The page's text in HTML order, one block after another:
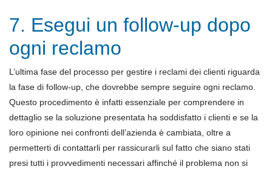
7. Esegui un follow-up dopo
ogni reclamo
L’ultima fase del processo per gestire i reclami dei clienti riguarda
la fase di follow-up, che dovrebbe sempre seguire ogni reclamo.
Questo procedimento è infatti essenziale per comprendere in
dettaglio se la soluzione presentata ha soddisfatto i clienti e se la
loro opinione nei confronti dell’azienda è cambiata, oltre a
permetterti di contattarli per rassicurarli sul fatto che siano stati
presi tutti i provvedimenti necessari affinché il problema non si